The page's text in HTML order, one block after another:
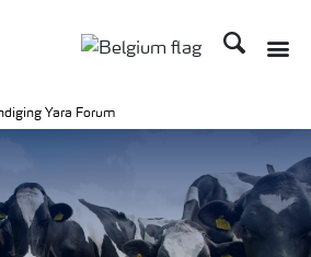
Zoek op
Yara Forum